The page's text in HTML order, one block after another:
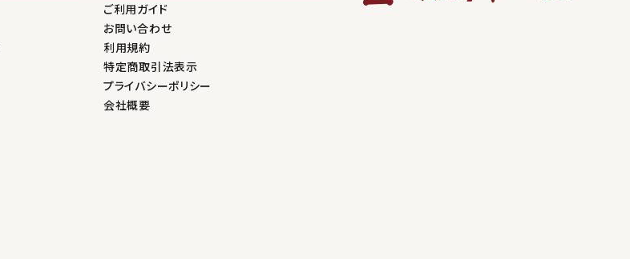
ご利用ガイド
お問い合わせ
利用規約
特定商取引法表示
プライバシーポリシー
会社概要